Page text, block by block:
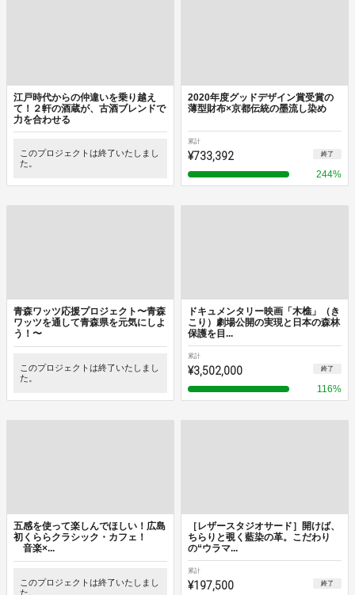
江戸時代からの仲違いを乗り越え
て！２軒の酒蔵が、古酒ブレンドで
力を合わせる
このプロジェクトは終了いたしまし
た。
2020年度グッドデザイン賞受賞の
薄型財布×京都伝統の墨流し染め
累計
¥733,392 終了
244%
青森ワッツ応援プロジェクト〜青森
ワッツを通して青森県を元気にしよ
う！〜
このプロジェクトは終了いたしまし
た。
ドキュメンタリー映画「木樵」（き
こり）劇場公開の実現と日本の森林
保護を目...
累計
¥3,502,000 終了
116%
五感を使って楽しんでほしい！広島
初くららクラシック・カフェ！
音楽×...
このプロジェクトは終了いたしまし
た。
［レザースタジオサード］開けば、
ちらりと覗く藍染の革。こだわり
の“ウラマ...
累計
¥197,500 終了